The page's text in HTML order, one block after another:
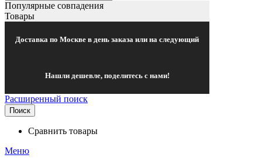
Популярные совпадения
Товары
Доставка по Москве в день заказа или на следующий
Нашли дешевле, поделитесь с нами!
Расширенный поиск
Поиск
Сравнить товары
Меню